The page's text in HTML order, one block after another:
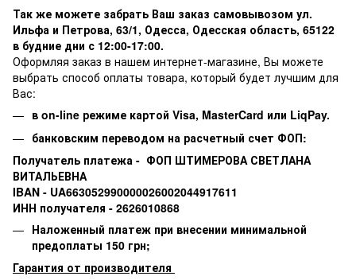
Так же можете забрать Ваш заказ самовывозом ул.
Ильфа и Петрова, 63/1, Одесса, Одесская область, 65122
в будние дни с 12:00-17:00.
Оформляя заказ в нашем интернет-магазине, Вы можете
выбрать способ оплаты товара, который будет лучшим для
Вас:
в on-line режиме картой Visa, MasterCard или LiqPay.
банковским переводом на расчетный счет ФОП:
Получатель платежа - ФОП ШТИМЕРОВА СВЕТЛАНА
ВИТАЛЬЕВНА
IBAN - UA663052990000026002044917611
ИНН получателя - 2626010868
Наложенный платеж при внесении минимальной
предоплаты 150 грн;
Гарантия от производителя